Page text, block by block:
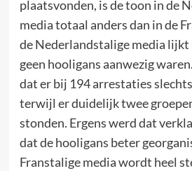
plaatsvonden, is de toon in de
media totaal anders dan in de
de Nederlandstalige media lijkt
geen hooligans aanwezig
dat er bij 194 arrestaties
terwijl er duidelijk twee
stonden. Ergens werd dat
dat de hooligans beter
Franstalige media wordt heel